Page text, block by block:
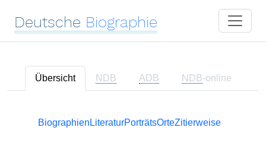
Deutsche Biographie
Übersicht NDB ADB NDB-online
Biographien LiteraturPorträtsOrteZitierweise